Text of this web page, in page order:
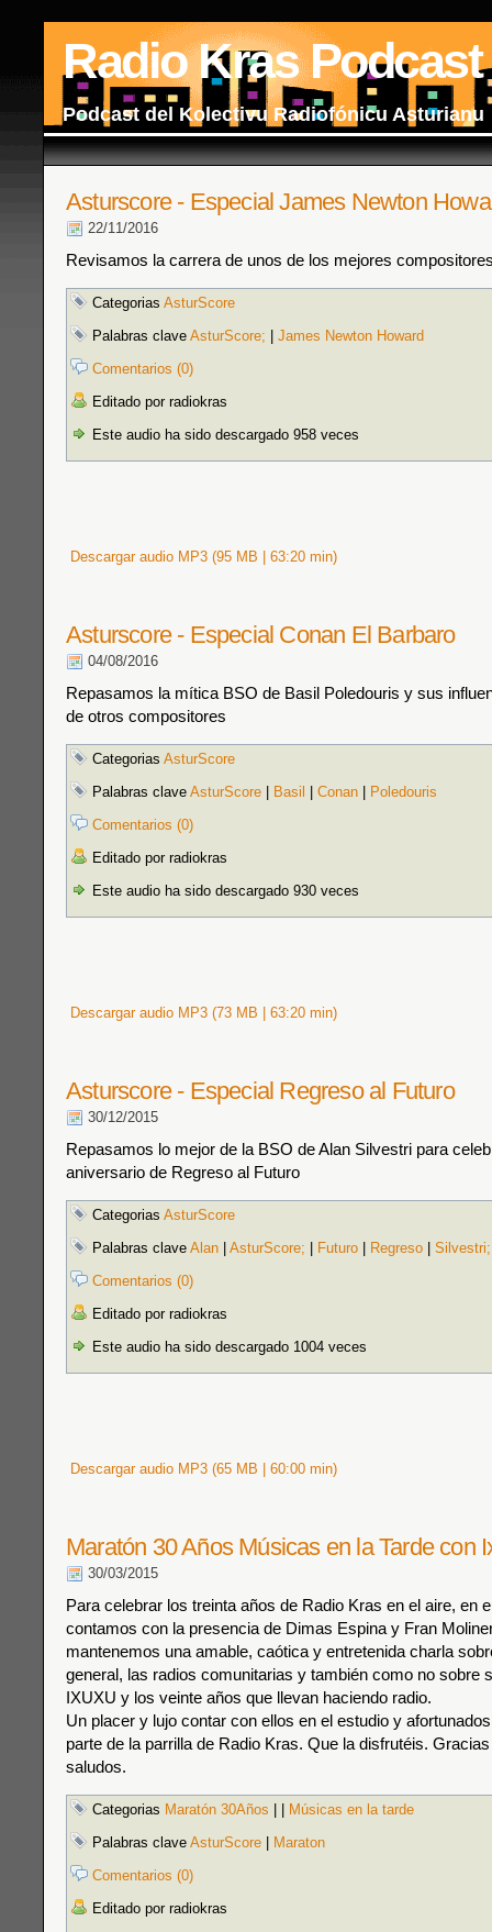
Radio Kras Podcast
Podcast del Kolectivu Radiofónicu Asturianu
Asturscore - Especial James Newton
22/11/2016
Revisamos la carrera de unos de los mejores
Categorias AsturScore
Palabras clave AsturScore;
James Newton Howard
Comentarios (0)
Editado por radiokras
Este audio ha sido descargado 958 veces
Descargar audio MP3 (95 MB | 63:20 min)
Asturscore - Especial Conan El Barbaro
04/08/2016
Repasamos la mítica BSO de Basil Poledouris y sus
de otros compositores
Categorias AsturScore
Palabras clave AsturScore Basil Conan
Poledouris
Comentarios (0)
Editado por radiokras
Este audio ha sido descargado 930 veces
Descargar audio MP3 (73 MB | 63:20 min)
Asturscore - Especial Regreso al Futuro
30/12/2015
Repasamos lo mejor de la BSO de Alan Silvestri para
aniversario de Regreso al Futuro
Categorias AsturScore
Palabras clave Alan AsturScore; Futuro Regreso Silvestri;
Comentarios (0)
Editado por radiokras
Este audio ha sido descargado 1004 veces
Descargar audio MP3 (65 MB | 60:00 min)
Maratón 30 Años Músicas en la Tarde con
30/03/2015
Para celebrar los treinta años de Radio Kras en el aire, en
contamos con la presencia de Dimas Espina y Fran
mantenemos una amable, caótica y entretenida charla
general, las radios comunitarias y también como no sobre
IXUXU y los veinte años que llevan haciendo radio.
Un placer y lujo contar con ellos en el estudio y
parte de la parrilla de Radio Kras. Que la disfrutéis.
saludos.
Categorias Maratón 30Años
Músicas en la tarde
Palabras clave AsturScore
Maraton
Comentarios (0)
Editado por radiokras